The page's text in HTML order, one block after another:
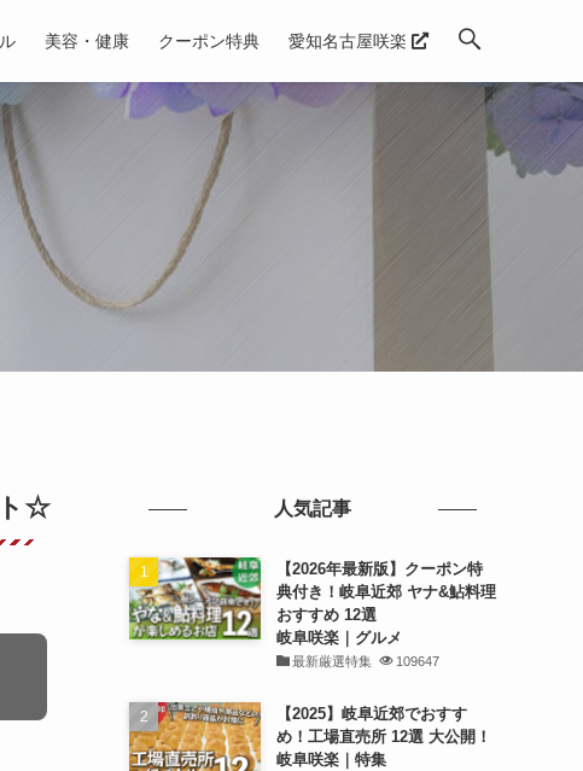
美容・健康 クーポン特典 愛知名古屋咲楽
ト☆ 人気記事
【2026年最新版】クーポン特
典付き！岐阜近郊 ヤナ&鮎料理
おすすめ 12選
岐阜咲楽｜グルメ
最新厳選特集 109647
【2025】岐阜近郊でおすす
め！工場直売所 12選 大公開！
岐阜咲楽｜特集